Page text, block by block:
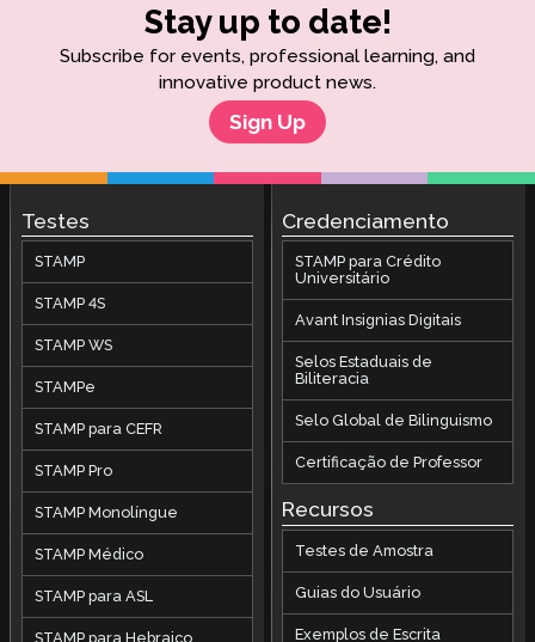
Stay up to date!
Subscribe for events, professional learning, and
innovative product news.
Sign Up
Testes
STAMP
STAMP 4S
STAMP WS
STAMPe
STAMP para CEFR
STAMP Pro
STAMP Monolíngue
STAMP Médico
STAMP para ASL
STAMP para Hebraico
Credenciamento
STAMP para Crédito
Universitário
Avant Insignias Digitais
Selos Estaduais de
Biliteracia
Selo Global de Bilinguismo
Certificação de Professor
Recursos
Testes de Amostra
Guias do Usuário
Exemplos de Escrita